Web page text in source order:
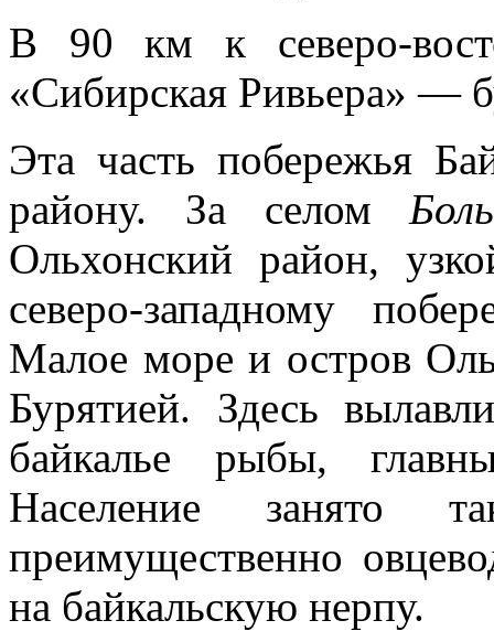
В 90 км к северо-
«Сибирская Ривьера» —
Эта часть побережья
району. За селом
Ольхонский рай­он,
севе­ро-западному
Малое море и остров
Бурятией. Здесь
байкалье рыбы,
Население занято
преимущественно
на байкаль­скую нерпу.